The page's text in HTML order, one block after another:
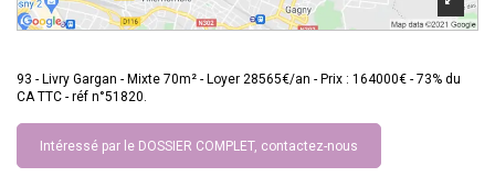
93 - Livry Gargan - Mixte 70m² - Loyer 28565€/an - Prix : 164000€ - 73% du
CA TTC - réf n°51820.
Intéressé par le DOSSIER COMPLET, contactez-nous